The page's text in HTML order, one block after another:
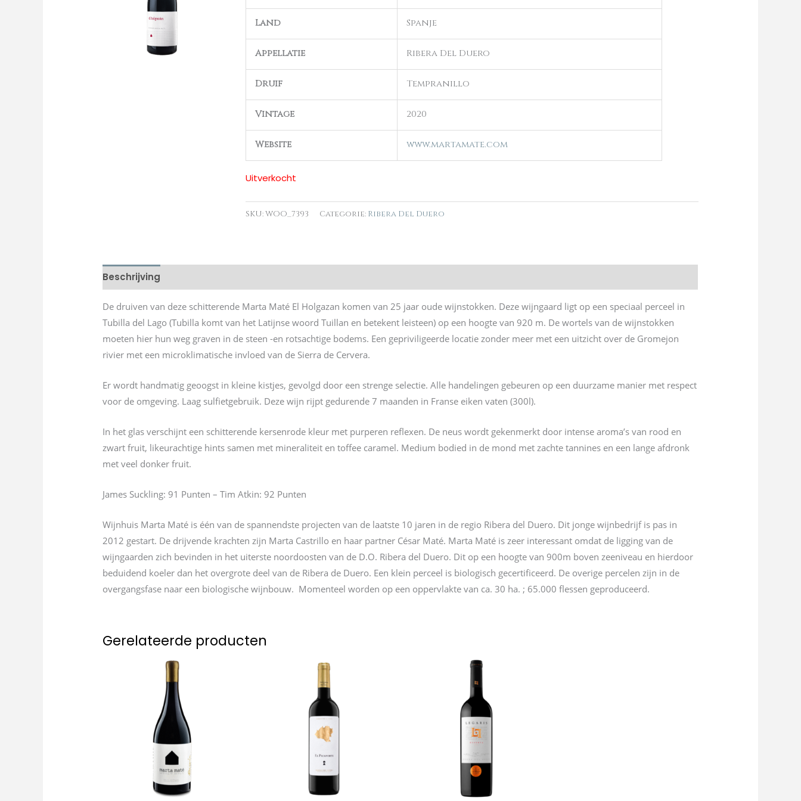
Land Spanje
Appellatie Ribera Del Duero
Druif Tempranillo
Vintage 2020
Website www.martamate.com
Uitverkocht
SKU:WOO_7393 Categorie: Ribera Del Duero
Beschrijving
De druiven van deze schitterende Marta Maté El Holgazan komen van 25 jaar oude wijnstokken. Deze wijngaard ligt op een speciaal perceel in
Tubilla del Lago (Tubilla komt van het Latijnse woord Tuillan en betekent leisteen) op een hoogte van 920 m. De wortels van de wijnstokken
moeten hier hun weg graven in de steen -en rotsachtige bodems. Een gepriviligeerde locatie zonder meer met een uitzicht over de Gromejon
rivier met een microklimatische invloed van de Sierra de Cervera.
Er wordt handmatig geoogst in kleine kistjes, gevolgd door een strenge selectie. Alle handelingen gebeuren op een duurzame manier met respect
voor de omgeving. Laag sulfietgebruik. Deze wijn rijpt gedurende 7 maanden in Franse eiken vaten (300l).
In het glas verschijnt een schitterende kersenrode kleur met purperen reflexen. De neus wordt gekenmerkt door intense aroma’s van rood en
zwart fruit, likeurachtige hints samen met mineraliteit en toffee caramel. Medium bodied in de mond met zachte tannines en een lange afdronk
met veel donker fruit.
James Suckling: 91 Punten – Tim Atkin: 92 Punten
Wijnhuis Marta Maté is één van de spannendste projecten van de laatste 10 jaren in de regio Ribera del Duero. Dit jonge wijnbedrijf is pas in
2012 gestart. De drijvende krachten zijn Marta Castrillo en haar partner César Maté. Marta Maté is zeer interessant omdat de ligging van de
wijngaarden zich bevinden in het uiterste noordoosten van de D.O. Ribera del Duero. Dit op een hoogte van 900m boven zeeniveau en hierdoor
beduidend koeler dan het overgrote deel van de Ribera de Duero. Een klein perceel is biologisch gecertificeerd. De overige percelen zijn in de
overgangsfase naar een biologische wijnbouw. Momenteel worden op een oppervlakte van ca. 30 ha. ; 65.000 flessen geproduceerd.
Gerelateerde producten